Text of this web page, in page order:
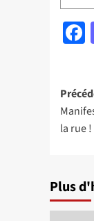
la rue !
Plus